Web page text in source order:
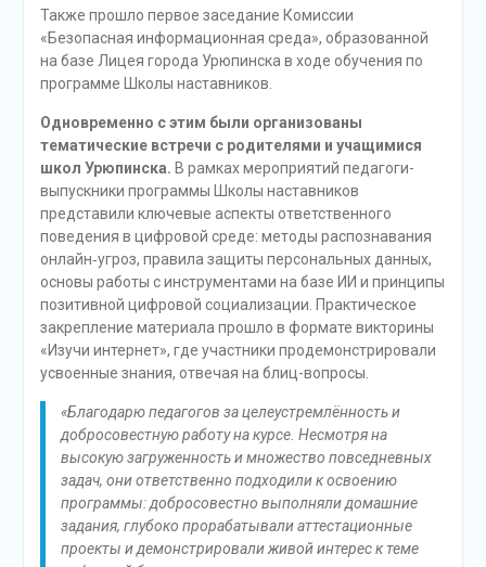
Также прошло первое заседание Комиссии
«Безопасная информационная среда», образованной
на базе Лицея города Урюпинска в ходе обучения по
программе Школы наставников.
Одновременно с этим были организованы
тематические встречи с родителями и учащимися
школ Урюпинска. В рамках мероприятий педагоги-
выпускники программы Школы наставников
представили ключевые аспекты ответственного
поведения в цифровой среде: методы распознавания
онлайн‑угроз, правила защиты персональных данных,
основы работы с инструментами на базе ИИ и принципы
позитивной цифровой социализации. Практическое
закрепление материала прошло в формате викторины
«Изучи интернет», где участники продемонстрировали
усвоенные знания, отвечая на блиц-вопросы.
«Благодарю педагогов за целеустремлённость и
добросовестную работу на курсе. Несмотря на
высокую загруженность и множество повседневных
задач, они ответственно подходили к освоению
программы: добросовестно выполняли домашние
задания, глубоко прорабатывали аттестационные
проекты и демонстрировали живой интерес к теме